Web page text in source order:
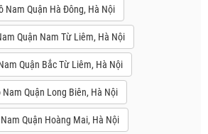
Nam Quận Hà Đông, Hà Nội
Quận Nam Từ Liêm, Hà Nội
Quận Bắc Từ Liêm, Hà Nội
Nam Quận Long Biên, Hà Nội
Quận Hoàng Mai, Hà Nội